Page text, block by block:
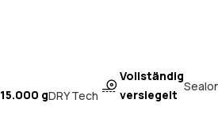
15.000 gDRY Tech
Vollständig
versiegelt